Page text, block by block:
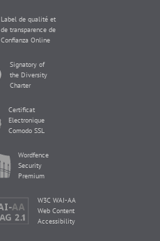
Label de qualité et
de transparence de
Confianza Online
Signatory of
the Diversity
Charter
Certificat
Electronique
Comodo SSL
Wordfence
Security
Premium
W3C WAI-AA
Web Content
Accessibility